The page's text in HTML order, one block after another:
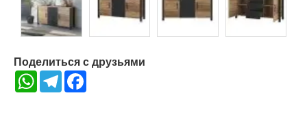
Поделиться с друзьями
WhatsAppTelegram